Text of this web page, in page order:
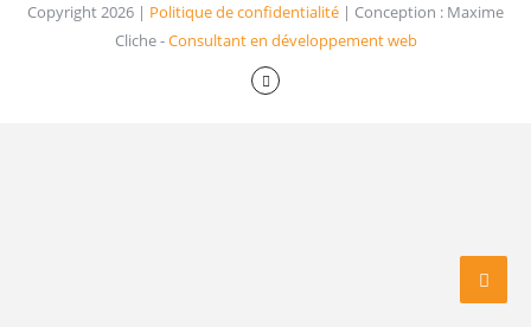
Copyright 2026 | Politique de confidentialité | Conception : Maxime
Cliche -Consultant en développement web